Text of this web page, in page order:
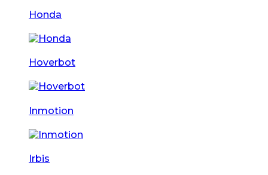
Honda
Hoverbot
Inmotion
Irbis